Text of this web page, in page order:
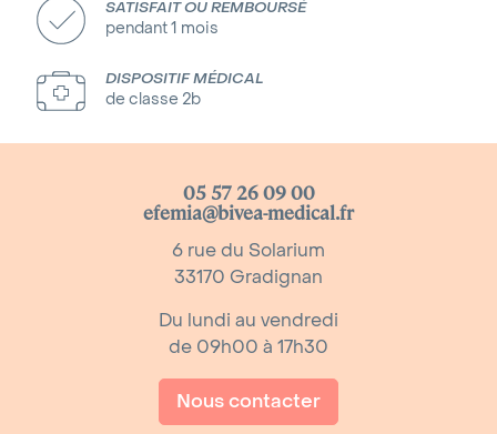
SATISFAIT OU REMBOURSÉ
pendant 1 mois
DISPOSITIF MÉDICAL
de classe 2b
05 57 26 09 00
efemia@bivea-medical.fr
6 rue du Solarium
33170 Gradignan
Du lundi au vendredi
de 09h00 à 17h30
Nous contacter